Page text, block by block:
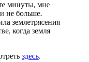
минуты, мне
не больше.
землетрясения
когда земля
здесь.